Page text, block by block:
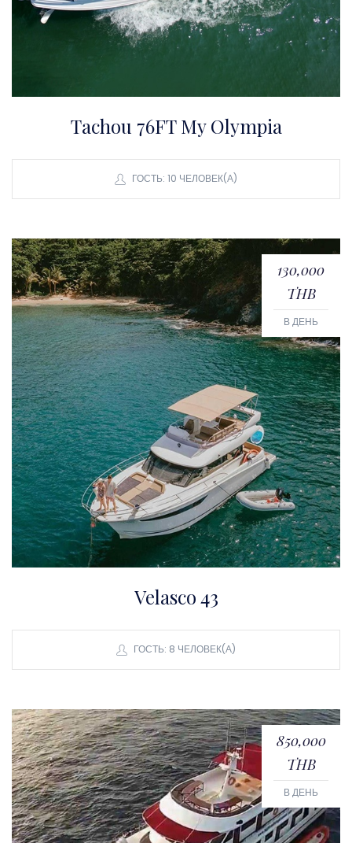
Tachou 76FT My Olympia
ГОСТЬ: 10 ЧЕЛОВЕК(А)
130,000
THB
В ДЕНЬ
Velasco 43
ГОСТЬ: 8 ЧЕЛОВЕК(А)
850,000
THB
В ДЕНЬ